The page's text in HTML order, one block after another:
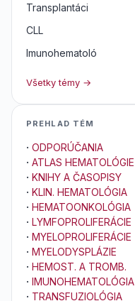
Transplantáci
CLL
Imunohematoló
Všetky témy →
PREHLAD TÉM
· ODPORÚČANIA
· ATLAS HEMATOLÓGIE
· KNIHY A ČASOPISY
· KLIN. HEMATOLÓGIA
· HEMATOONKOLÓGIA
· LYMFOPROLIFERÁCIE
· MYELOPROLIFERÁCIE
· MYELODYSPLÁZIE
· HEMOST. A TROMB.
· IMUNOHEMATOLÓGIA
· TRANSFUZIOLÓGIA